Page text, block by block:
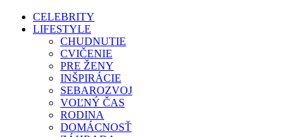
CELEBRITY
LIFESTYLE
CHUDNUTIE
CVIČENIE
PRE ŽENY
INŠPIRÁCIE
SEBAROZVOJ
VOĽNÝ ČAS
RODINA
DOMÁCNOSŤ